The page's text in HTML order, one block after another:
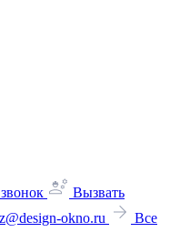
Вызвать
okno.ru
Все